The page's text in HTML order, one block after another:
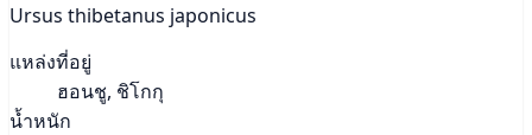
Ursus thibetanus japonicus
แหล่งที่อยู่
ฮอนชู, ชิโกกุ
น้ำหนัก